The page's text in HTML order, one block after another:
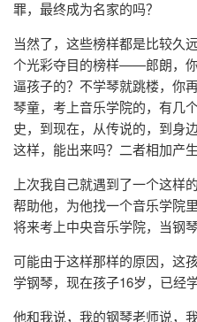
罪，最终成为名家的吗？
当然了，这些榜样都是比较久
个光彩夺目的榜样——郎朗，
逼孩子的？不学琴就跳楼，你
琴童，考上音乐学院的，有几
史，到现在，从传说的，到身
这样，能出来吗？二者相加产
上次我自己就遇到了一个这样
帮助他，为他找一个音乐学院
将来考上中央音乐学院，当钢琴
可能由于这样那样的原因，这
学钢琴，现在孩子16岁，已经
他和我说，我的钢琴老师说，